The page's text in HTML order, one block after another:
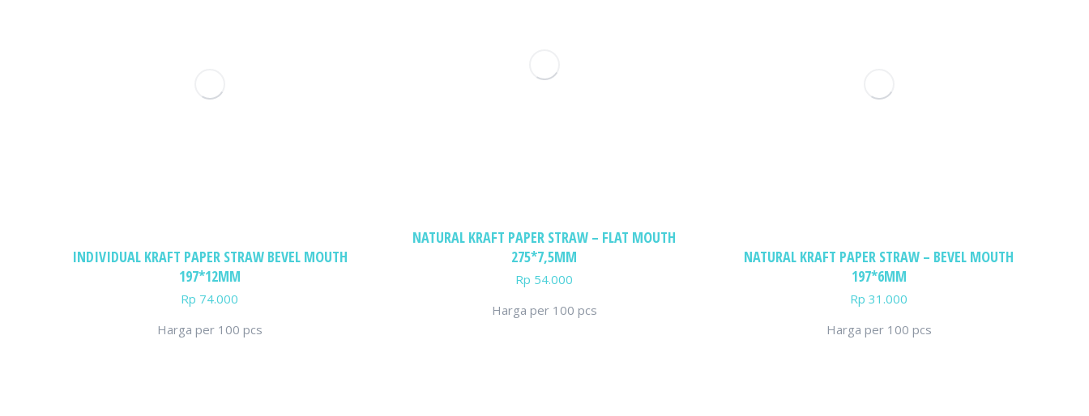
NATURAL KRAFT PAPER STRAW – FLAT MOUTH
275*7,5MM
Rp 54.000
Harga per 100 pcs
INDIVIDUAL KRAFT PAPER STRAW BEVEL MOUTH
197*12MM
Rp 74.000
Harga per 100 pcs
NATURAL KRAFT PAPER STRAW – BEVEL MOUTH
197*6MM
Rp 31.000
Harga per 100 pcs